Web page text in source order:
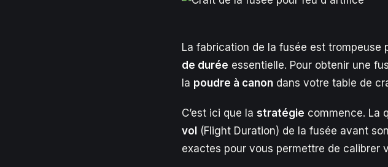
La fabrication de la fusée est trompeuse
de durée essentielle. Pour obtenir une
la poudre à canon dans votre table de
C’est ici que la stratégie commence. La
vol (Flight Duration) de la fusée avant
exactes pour vous permettre de calibrer